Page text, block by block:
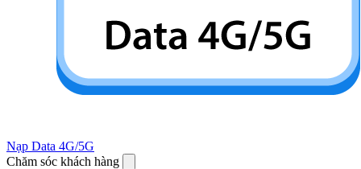
Nạp Data 4G/5G
Chăm sóc khách hàng